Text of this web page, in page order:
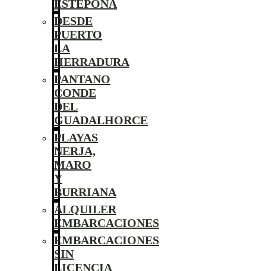
ESTEPONA
DESDE
PUERTO
LA
HERRADURA
PANTANO
CONDE
DEL
GUADALHORCE
PLAYAS
NERJA,
MARO
Y
BURRIANA
ALQUILER
EMBARCACIONES
EMBARCACIONES
SIN
LICENCIA